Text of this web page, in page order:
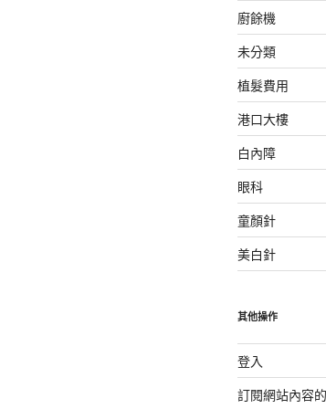
廚餘機
未分類
植髮費用
港口大樓
白內障
眼科
童顏針
美白針
其他操作
登入
訂閱網站內容